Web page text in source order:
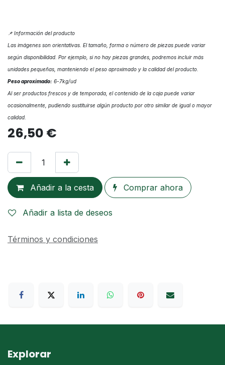
📌 Información del producto
Las imágenes son orientativas. El tamaño, forma o número de piezas puede variar
según disponibilidad. Por ejemplo, si no hay piezas grandes, podremos incluir más
unidades pequeñas, manteniendo el peso aproximado y la calidad del producto.
Peso aproximado: 6-7kg/ud
Al ser productos frescos y de temporada, el contenido de la caja puede variar
ocasionalmente, pudiendo sustituirse algún producto por otro similar de igual o mayor
calidad.
26,50 €
Añadir a la cesta Comprar ahora
Añadir a lista de deseos
Términos y condiciones
Explorar